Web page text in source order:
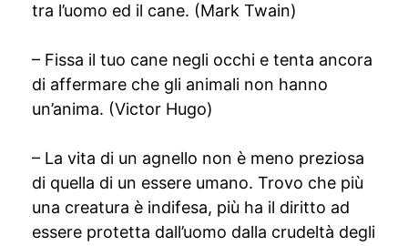
tra l’uomo ed il cane. (Mark Twain)
– Fissa il tuo cane negli occhi e tenta ancora
di affermare che gli animali non hanno
un’anima. (Victor Hugo)
– La vita di un agnello non è meno preziosa
di quella di un essere umano. Trovo che più
una creatura è indifesa, più ha il diritto ad
essere protetta dall’uomo dalla crudeltà degli